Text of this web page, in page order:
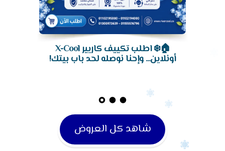
🏠❄️ اطلب تكييف كاريير X-Cool
أونلاين... وإحنا نوصله لحد باب بيتك!
شاهد كل العروض